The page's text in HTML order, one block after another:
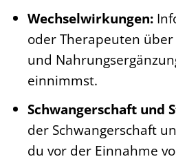
Wechselwirkungen:
oder Therapeuten
und
einnimmst.
Schwangerschaft und
der Schwangerschaft
du vor der Einnahme